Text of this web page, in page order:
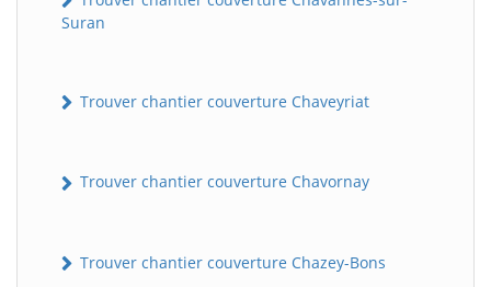
Suran
Trouver chantier couverture Chaveyriat
Trouver chantier couverture Chavornay
Trouver chantier couverture Chazey-Bons